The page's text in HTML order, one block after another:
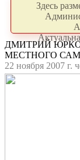
Здесь
ДМИТРИЙ
МЕСТНОГО
22 ноября 2007 г.